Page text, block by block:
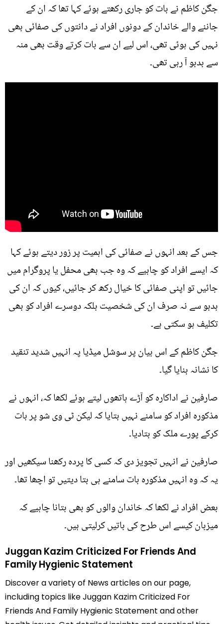
جگن کاظم نے بات کو جاری رکھتے ہوئے کہا تھا کہ ان کے
جاننے والے خاندان کے دونوں افراد نے دانتوں کی صفائی بھی
نہیں کی ہوئی تھی، اس لیے ان سے بات کرتے وقت بھی منہ
سے بدبو آ رہی تھی۔
جس کے بعد انہوں نے صفائی کی اہمیت پر زور دیتے ہوئے کہا
کہ ایسے افراد کو چاہیے کہ وہ جب بھی محفل یا پروگرام میں
جائیں تو اپنی صفائی کا خیال رکھ کر جائیں، کیوں کہ ان کی
بدبو سے نہ صرف ان کی شخصیت بلکہ دوسرے افراد کو بھی
تکلیف ہو سکتی ہے۔
جگن کاظم کے اس بیان پر سوشل میڈیا پہ انہیں شدید تنقید
کا نشانہ بنایا گیا۔
صارفین نے اداکارہ کو آڑے ہاتھوں لیتے ہوئے لکھا کہ، انہوں نے
مذکورہ افراد کو سامنے نہیں بتایا کہ لیکن ٹی وی شو پر بات
کرکے پورے ملک کو بتادیا۔
صارفین نے انہیں تجویز دی کہ کسی کا پردہ رکھنا سیکھیں اور
یہ کہ وہ انہیں مذکورہ بات سامنے ہی بتا دیتیں تو اچھا تھا۔
بعض افراد نے لکھا کہ خاندان والوں کو بھی بتانا چاہیے کہ
میزبان کیسے اس طرح کی باتیں کرلیتی ہیں۔
Juggan Kazim Criticized For Friends And
Family Hygienic Statement
Discover a variety of News articles on our page,
including topics like Juggan Kazim Criticized For
Friends And Family Hygienic Statement and other